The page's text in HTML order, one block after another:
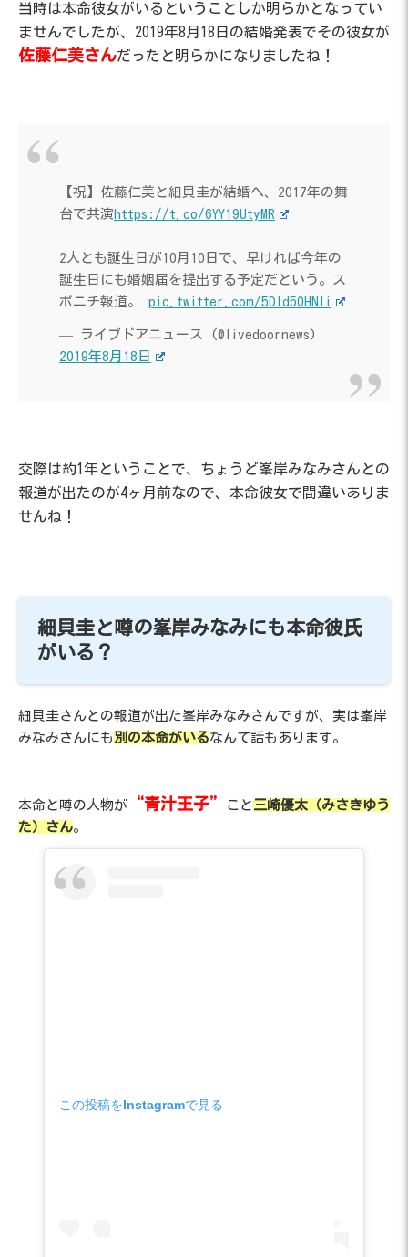
当時は本命彼女がいるということしか明らかとなってい
ませんでしたが、2019年8月18日の結婚発表でその彼女が
佐藤仁美さんだったと明らかになりましたね！
【祝】佐藤仁美と細貝圭が結婚へ、2017年の舞
台で共演 https://t.co/6YY19UtyMR
2人とも誕生日が10月10日で、早ければ今年の
誕生日にも婚姻届を提出する予定だという。ス
ポニチ報道。 pic.twitter.com/5DId5OHNIi
— ライブドアニュース (@livedoornews)
2019年8月18日
交際は約1年ということで、ちょうど峯岸みなみさんとの
報道が出たのが4ヶ月前なので、本命彼女で間違いありま
せんね！
細貝圭と噂の峯岸みなみにも本命彼氏
がいる？
細貝圭さんとの報道が出た峯岸みなみさんですが、実は峯岸
みなみさんにも 別の本命がいるなんて話もあります。
本命と噂の人物が “青汁王子” こと 三崎優太（みさきゆう
た）さん。
この投稿をInstagramで見る